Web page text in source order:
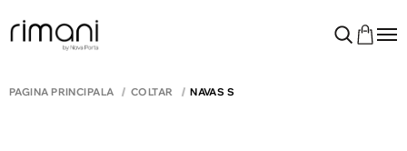
PAGINA PRINCIPALĂ COLTAR NAVAS S